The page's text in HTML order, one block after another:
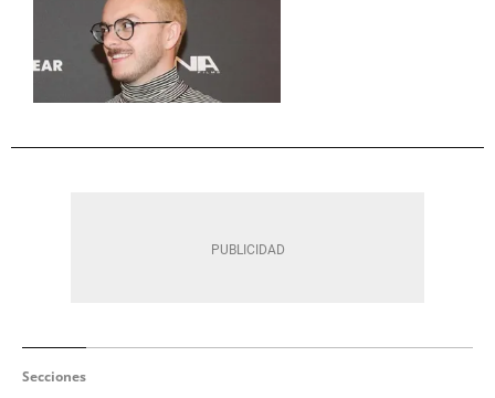
Secciones